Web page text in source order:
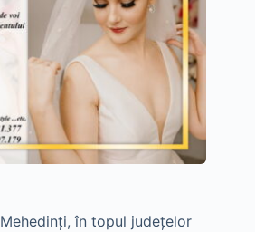
Mehedinți, în topul județelor